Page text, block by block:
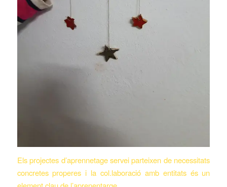
Els projectes d’aprennetage servei parteixen de necessitats
concretes properes i la col.laboració amb entitats és un